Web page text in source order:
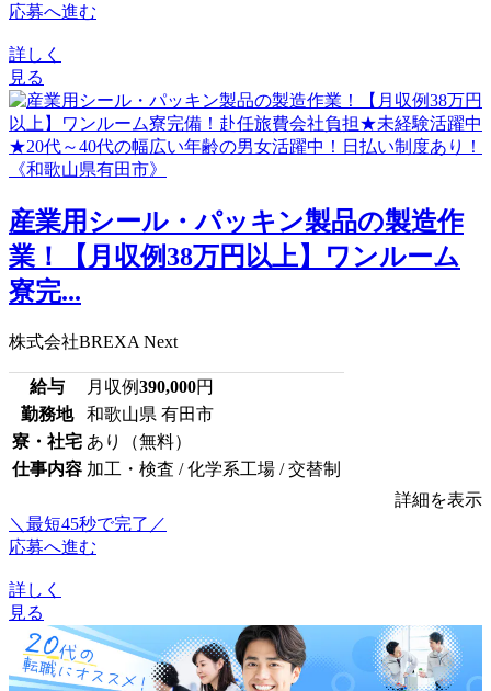
応募へ進む
詳しく
見る
産業用シール・パッキン製品の製造作
業！【月収例38万円以上】ワンルーム
寮完...
株式会社BREXA Next
給与 月収例390,000円
勤務地
和歌山県 有田市
寮・社宅 あり（無料）
仕事内容 加工・検査 / 化学系工場 / 交替制
詳細を表示
＼最短45秒で完了／
応募へ進む
詳しく
見る